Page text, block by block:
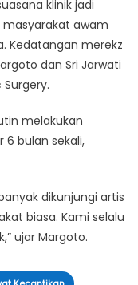
klinik jadi
awam
Kedatangan merekz
dan Sri Jarwati
melakukan
bulan sekali,
dikunjungi artis
biasa. Kami selalu
ujar Margoto.